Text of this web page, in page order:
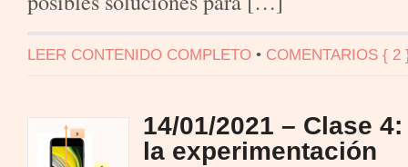
LEER CONTENIDO COMPLETO • COMENTARIOS { 2
14/01/2021 – Clase
la experimentación